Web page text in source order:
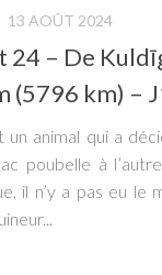
13 AOÛT 2024
24 – De
(5796 km) –
un animal qui a
poubelle à
il n’y a pas eu le